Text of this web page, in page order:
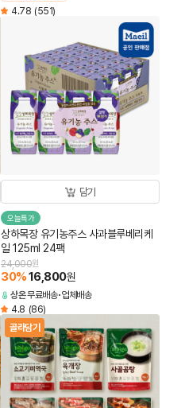
4.78 (551)
담기
오늘특가
상하목장 유기농주스 사과블루베리케
일 125ml 24팩
24,000원
30%16,800원
상온무료배송 업체배송
4.8 (86)
골라담기